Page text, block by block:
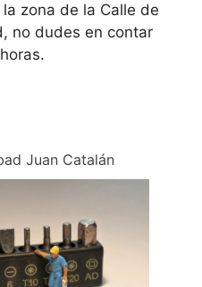
zona de la Calle de
no dudes en contar
Juan Catalán